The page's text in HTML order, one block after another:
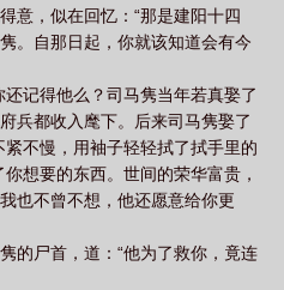
后和谁结婚了 蓦回鸾txt 蓦回鸾中李
回鸾孙薇什么时候掉马甲 蓦回鸾读
回鸾番外篇名称 蓦回鸾结局在哪里
意，似在回忆：“那是建阳十四
。自那日起，你就该知道会有今
记得他么？司马隽当年若真娶了
兵都收入麾下。后来司马隽娶了
不慢，用袖子轻轻拭了拭手里的
想要的东西。世间的荣华富贵，
也不曾不想，他还愿意给你更
的尸首，道：“他为了救你，竟连